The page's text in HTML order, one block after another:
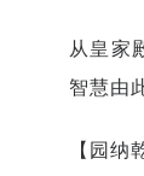
从皇家
智慧由
【园纳